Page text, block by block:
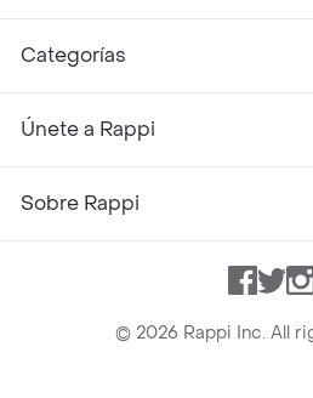
Categorías
Únete a Rappi
Sobre Rappi
© 2026 Rappi Inc. All